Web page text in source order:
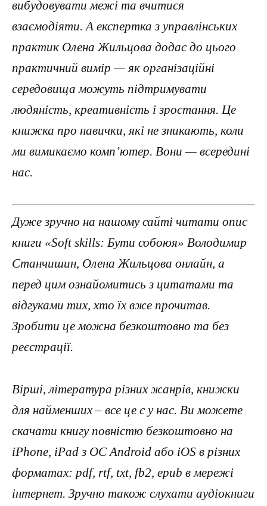
вибудовувати межі та вчитися
взаємодіяти. А експертка з управлінських
практик Олена Жильцова додає до цього
практичний вимір — як організаційні
середовища можуть підтримувати
людяність, креативність і зростання. Це
книжка про навички, які не зникають, коли
ми вимикаємо комп’ютер. Вони — всередині
нас.
Дуже зручно на нашому сайті читати опис
книги «Soft skills: Бути собоюя» Володимир
Станчишин, Олена Жильцова онлайн, а
перед цим ознайомитись з цитатами та
відгуками тих, хто їх вже прочитав.
Зробити це можна безкоштовно та без
реєстрації.
Вірші, література різних жанрів, книжки
для найменших – все це є у нас. Ви можете
скачати книгу повністю безкоштовно на
iPhone, iPad з ОС Android або iOS в різних
форматах: pdf, rtf, txt, fb2, epub в мережі
інтернет. Зручно також слухати аудіокниги